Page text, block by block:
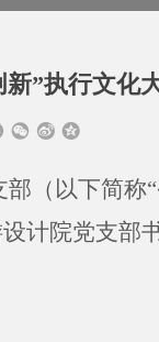
”执行文化
部（以下简称“
计院党支部